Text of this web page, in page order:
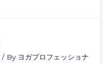
/ By ヨガプロフェッショナ